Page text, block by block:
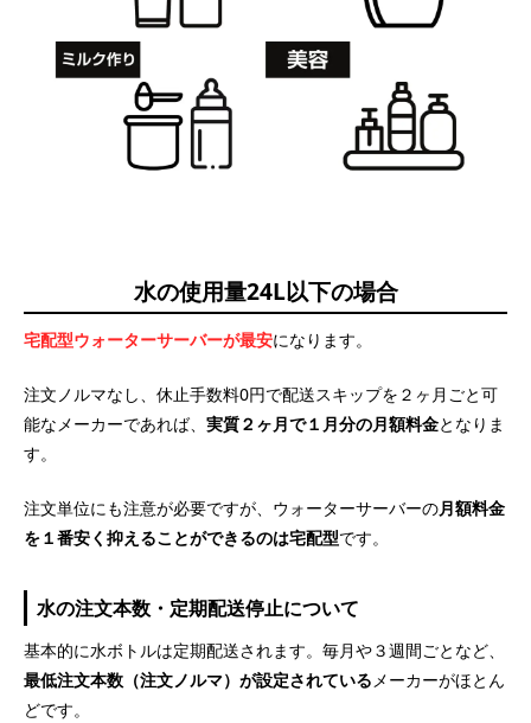
水の使用量24L以下の場合
宅配型ウォーターサーバーが最安になります。
注文ノルマなし、休止手数料0円で配送スキップを２ヶ月ごと可
能なメーカーであれば、 実質２ヶ月で１月分の月額料金となりま
す。
注文単位にも注意が必要ですが、ウォーターサーバーの月額料金
を１番安く抑えることができるのは宅配型です。
水の注文本数・定期配送停止について
基本的に水ボトルは定期配送されます。毎月や３週間ごとなど、
最低注文本数（注文ノルマ）が設定されているメーカーがほとん
どです。